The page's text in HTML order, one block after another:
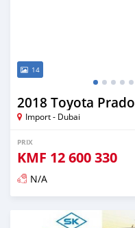
14
2018 Toyota Prado
Import - Dubai
PRIX
KMF 12 600 330
N/A
Publié il y a presque 6 ans